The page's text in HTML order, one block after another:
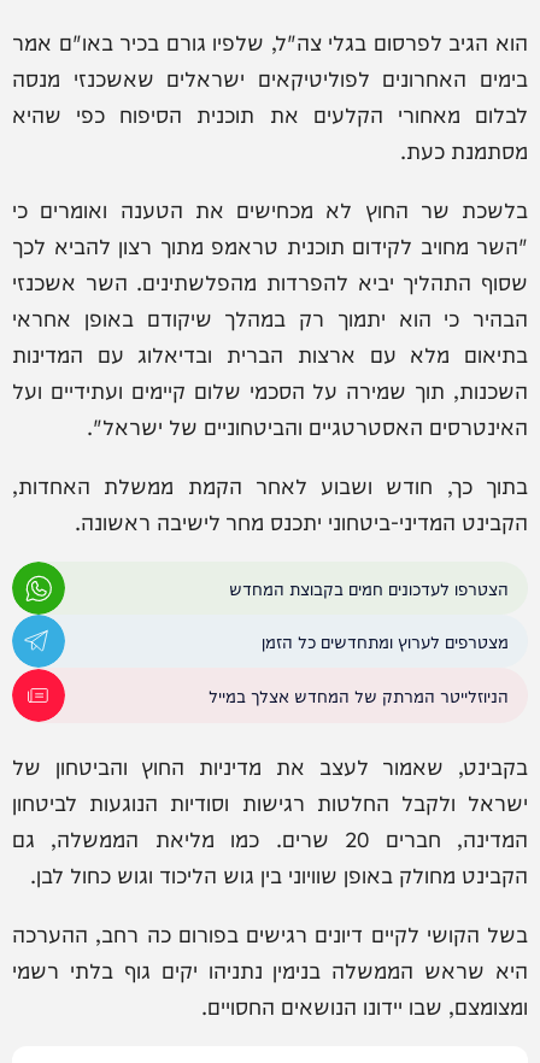
הוא הגיב לפרסום בגלי צה"ל, שלפיו גורם בכיר באו"ם אמר
בימים האחרונים לפוליטיקאים ישראלים שאשכנזי מנסה
לבלום מאחורי הקלעים את תוכנית הסיפוח כפי שהיא
מסתמנת כעת.
בלשכת שר החוץ לא מכחישים את הטענה ואומרים כי
"השר מחויב לקידום תוכנית טראמפ מתוך רצון להביא לכך
שסוף התהליך יביא להפרדות מהפלשתינים. השר אשכנזי
הבהיר כי הוא יתמוך רק במהלך שיקודם באופן אחראי
בתיאום מלא עם ארצות הברית ובדיאלוג עם המדינות
השכנות, תוך שמירה על הסכמי שלום קיימים ועתידיים ועל
האינטרסים האסטרטגיים והביטחוניים של ישראל".
בתוך כך, חודש ושבוע לאחר הקמת ממשלת האחדות,
הקבינט המדיני-ביטחוני יתכנס מחר לישיבה ראשונה.
הצטרפו לעדכונים חמים בקבוצת המחדש
מצטרפים לערוץ ומתחדשים כל הזמן
הניוזלייטר המרתק של המחדש אצלך במייל
בקבינט, שאמור לעצב את מדיניות החוץ והביטחון של
ישראל ולקבל החלטות רגישות וסודיות הנוגעות לביטחון
המדינה, חברים 20 שרים. כמו מליאת הממשלה, גם
הקבינט מחולק באופן שוויוני בין גוש הליכוד וגוש כחול לבן.
בשל הקושי לקיים דיונים רגישים בפורום כה רחב, ההערכה
היא שראש הממשלה בנימין נתניהו יקים גוף בלתי רשמי
ומצומצם, שבו יידונו הנושאים החסויים.